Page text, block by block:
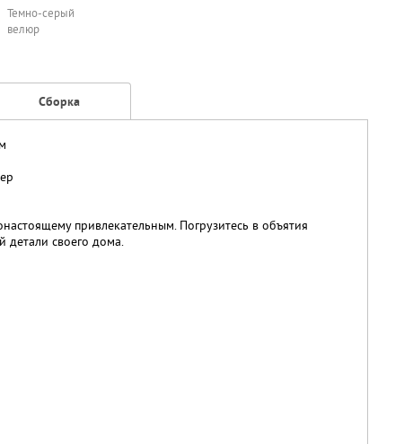
Темно-серый
велюр
Сборка
привлекательным. Погрузитесь в объятия
детали своего дома.